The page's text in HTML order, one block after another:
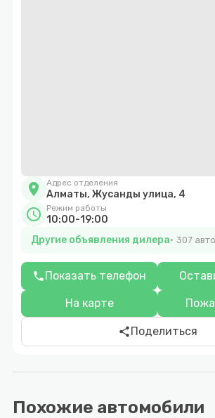
location_on Адрес отделения
Алматы, Жусанды улица, 4
schedule Режим работы
10:00-19:00
Другие объявления дилера
307
phoneПоказать телефон
На карте
shareПоделиться
Похожие автомобили